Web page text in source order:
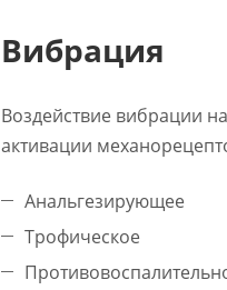
Вибрация
Воздействие вибрации
активации
Анальгезирующее
Трофическое